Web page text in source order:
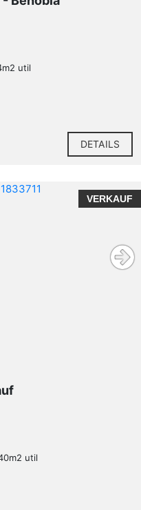
util
DETAILS
VERKAUF
util